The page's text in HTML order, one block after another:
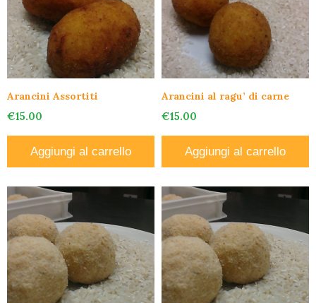
Arancini Assortiti
€15.00
Aggiungi al carrello
Arancini al ragu’ di carne
€15.00
Aggiungi al carrello